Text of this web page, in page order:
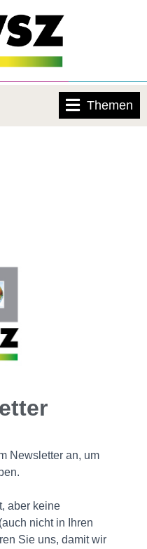
Themen
Newsletter an, um
aber keine
nicht in Ihren
Sie uns, damit wir